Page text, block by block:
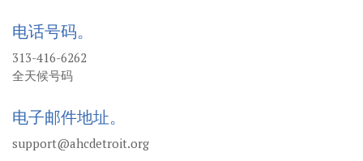
电话号码。
313-416-6262
全天候号码
电子邮件地址。
support@ahcdetroit.org